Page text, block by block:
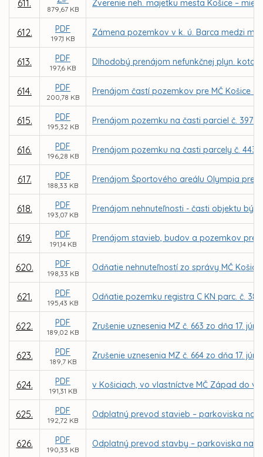
611.
879,67 KB
Zverenie neh. majetku mesta Košice –
612. PDF
197,1 KB
Zámena pozemkov v k. ú. Barca medzi
613. PDF
197,6 KB
Dlhodobý prenájom nefunkčnej plyn.
614. PDF
200,78 KB
Prenájom častí pozemkov pre MČ Košice
615. PDF
195,32 KB
Prenájom pozemku na časti parciel č.
616. PDF
196,28 KB
Prenájom pozemku na časti parcely č.
617. PDF
188,33 KB
Prenájom Športového areálu Olympia pre
618. PDF
193,07 KB
Prenájom nehnuteľnosti - časti objektu
619. PDF
191,14 KB
Prenájom stavieb, budov a pozemkov pre
620. PDF
198,33 KB
Odňatie nehnuteľností zo správy MČ
621. PDF
195,43 KB
Odňatie pozemku registra C KN parc. č.
622. PDF
189,02 KB
Zrušenie uznesenia MZ č. 663 zo dňa 17.
623. PDF
189,7 KB
Zrušenie uznesenia MZ č. 664 zo dňa 17.
624. PDF
191,31 KB
v Košiciach, vo vlastníctve MČ Západ do
625. PDF
192,72 KB
Odplatný prevod stavieb – parkoviska na
626. PDF
190,33 KB
Odplatný prevod stavby – parkoviska na